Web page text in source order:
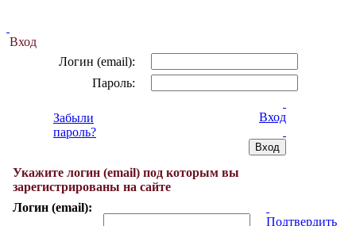
Вход
Логин (email):
Пароль:
Забыли
пароль?
Вход
Укажите логин (email) под которым вы
зарегистрированы на сайте
Логин (email):
Подтвердить